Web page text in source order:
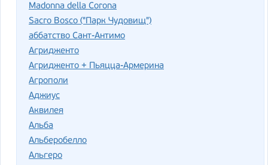
Madonna della Corona
Sacro Bosco ("Парк Чудовищ")
аббатство Сант-Антимо
Агридженто
Агридженто + Пьяцца-Армерина
Агрополи
Аджиус
Аквилея
Альба
Альберобелло
Альгеро